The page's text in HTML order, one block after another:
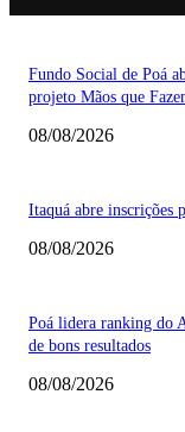
Fundo Social de Poá
projeto Mãos que
08/08/2026
Itaquá abre inscrições
08/08/2026
Poá lidera ranking do
de bons resultados
08/08/2026